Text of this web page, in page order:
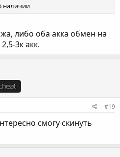
наличии
либо оба акка обмен на
3к акк.
#19
смогу скинуть